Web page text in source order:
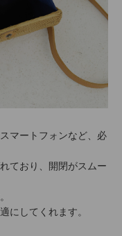
マートフォンなど、必
ており、開閉がスムー
にしてくれます。